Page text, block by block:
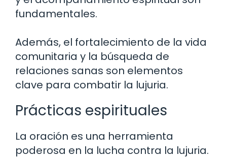
fundamentales.
Además, el fortalecimiento de la vida
comunitaria y la búsqueda de
relaciones sanas son elementos
clave para combatir la lujuria.
Prácticas espirituales
La oración es una herramienta
poderosa en la lucha contra la lujuria.